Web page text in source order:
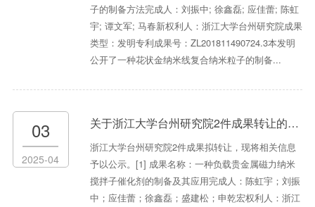
子的制备方法完成人：刘振中; 徐鑫磊; 应佳蕾; 陈虹
宇; 谭文军; 马春新权利人：浙江大学台州研究院成果
类型：发明专利成果号：ZL201811490724.3本发明
公开了一种花状金纳米线复合纳米粒子的制备...
03
2025-04
关于浙江大学台州研究院2件成果转让的公示
浙江大学台州研究院2件成果拟转让，现将相关信息
予以公示。[1] 成果名称：一种负载贵金属磁力纳米
搅拌子催化剂的制备及其应用完成人：陈虹宇；刘振
中；应佳蕾；徐鑫磊；盛建松；申乾宏权利人：浙江